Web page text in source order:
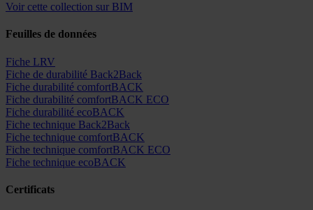
Voir cette collection sur BIM
Feuilles de données
Fiche LRV
Fiche de durabilité Back2Back
Fiche durabilité comfortBACK
Fiche durabilité comfortBACK ECO
Fiche durabilité ecoBACK
Fiche technique Back2Back
Fiche technique comfortBACK
Fiche technique comfortBACK ECO
Fiche technique ecoBACK
Certificats